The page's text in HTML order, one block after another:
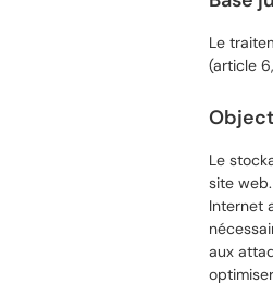
Le
(article
Le
site
Internet
aux